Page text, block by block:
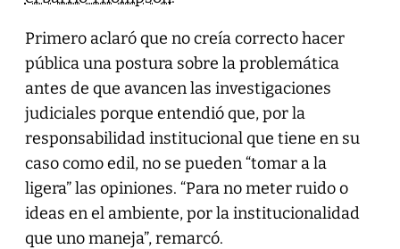
Primero aclaró que no creía correcto hacer
pública una postura sobre la problemática
antes de que avancen las investigaciones
judiciales porque entendió que, por la
responsabilidad institucional que tiene en su
caso como edil, no se pueden “tomar a la
ligera” las opiniones. “Para no meter ruido o
ideas en el ambiente, por la institucionalidad
que uno maneja”, remarcó.